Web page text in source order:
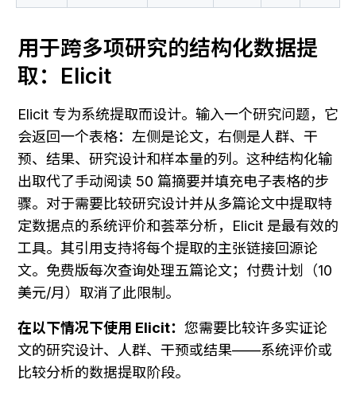
用于跨多项研究的结构化数据提
取：Elicit
Elicit 专为系统提取而设计。输入一个研究问题，它
会返回一个表格：左侧是论文，右侧是人群、干
预、结果、研究设计和样本量的列。这种结构化输
出取代了手动阅读 50 篇摘要并填充电子表格的步
骤。对于需要比较研究设计并从多篇论文中提取特
定数据点的系统评价和荟萃分析，Elicit 是最有效的
工具。其引用支持将每个提取的主张链接回源论
文。免费版每次查询处理五篇论文；付费计划（10
美元/月）取消了此限制。
在以下情况下使用 Elicit： 您需要比较许多实证论
文的研究设计、人群、干预或结果——系统评价或
比较分析的数据提取阶段。